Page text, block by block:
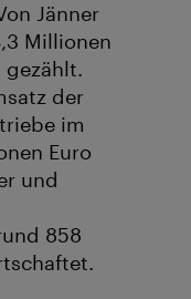
Jänner
Millionen
gezählt.
der
im
Euro
und
858